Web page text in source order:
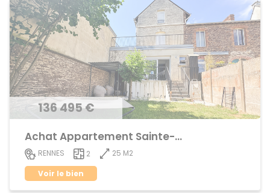
136 495 €
Achat Appartement Sainte-Thérèse
RENNES 2
25 M2
Voir le bien